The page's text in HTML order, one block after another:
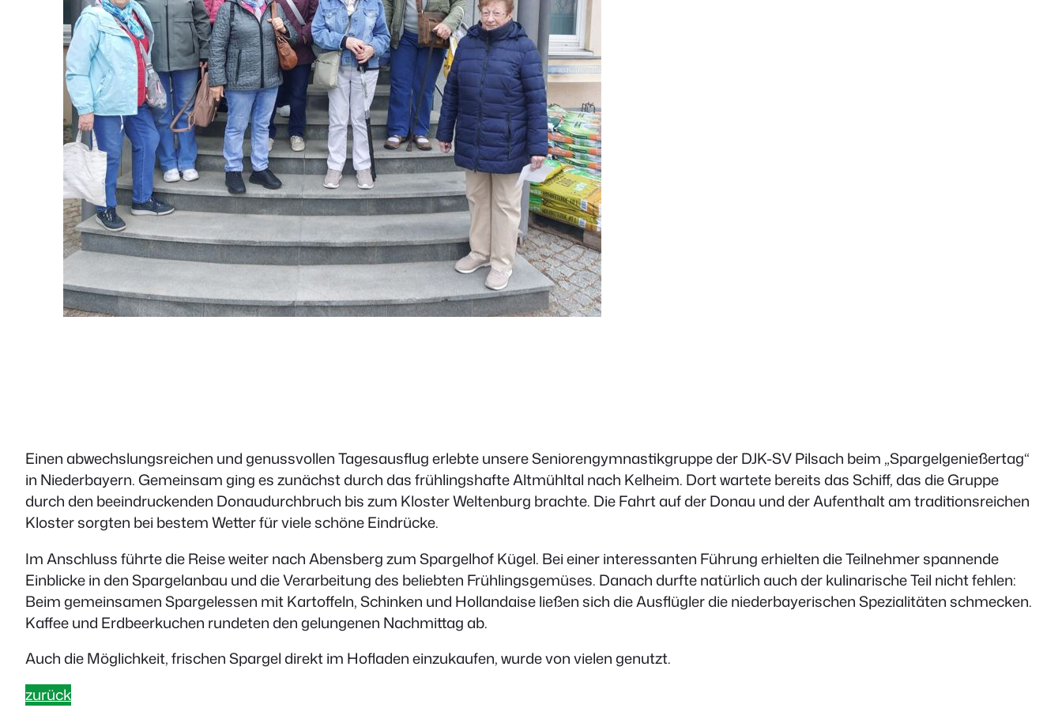
Einen abwechslungsreichen und genussvollen Tagesausflug erlebte unsere Seniorengymnastikgruppe der DJK-SV Pilsach beim „Spargelgenießertag“
in Niederbayern. Gemeinsam ging es zunächst durch das frühlingshafte Altmühltal nach Kelheim. Dort wartete bereits das Schiff, das die Gruppe
durch den beeindruckenden Donaudurchbruch bis zum Kloster Weltenburg brachte. Die Fahrt auf der Donau und der Aufenthalt am traditionsreichen
Kloster sorgten bei bestem Wetter für viele schöne Eindrücke.
Im Anschluss führte die Reise weiter nach Abensberg zum Spargelhof Kügel. Bei einer interessanten Führung erhielten die Teilnehmer spannende
Einblicke in den Spargelanbau und die Verarbeitung des beliebten Frühlingsgemüses. Danach durfte natürlich auch der kulinarische Teil nicht fehlen:
Beim gemeinsamen Spargelessen mit Kartoffeln, Schinken und Hollandaise ließen sich die Ausflügler die niederbayerischen Spezialitäten schmecken.
Kaffee und Erdbeerkuchen rundeten den gelungenen Nachmittag ab.
Auch die Möglichkeit, frischen Spargel direkt im Hofladen einzukaufen, wurde von vielen genutzt.
zurück